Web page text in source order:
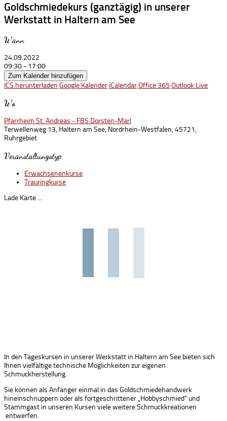
Goldschmiedekurs (ganztägig) in unserer
Werkstatt in Haltern am See
Wann
24.09.2022
09:30 - 17:00
Zum Kalender hinzufügen
ICS herunterladen Google Kalender iCalendarOffice 365 Outlook Live
Wo
Pfarrheim St. Andreas - FBS Dorsten-Marl
Terwellenweg 13, Haltern am See, Nordrhein-Westfalen, 45721,
Ruhrgebiet
Veranstaltungstyp
Erwachsenenkurse
Trauringkurse
Lade Karte ...
In den Tageskursen in unserer Werkstatt in Haltern am See bieten sich
Ihnen vielfältige technische Möglichkeiten zur eigenen
Schmuckherstellung.
Sie können als Anfänger einmal in das Goldschmiedehandwerk
hineinschnuppern oder als fortgeschrittener „Hobbyschmied“ und
Stammgast in unseren Kursen viele weitere Schmuckkreationen
entwerfen.